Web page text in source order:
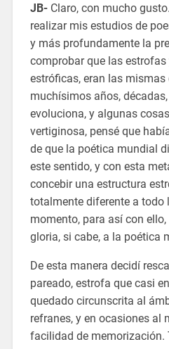
JB-Claro, con mucho
realizar mis estudios de
y más profundamente la
comprobar que las
estróficas, eran las mismas
muchísimos años,
evoluciona, y algunas
vertiginosa, pensé que
de que la poética mundial
este sentido, y con esta
concebir una estructura
totalmente diferente a todo
momento, para así con
gloria, si cabe, a la poética
De esta manera decidí
pareado, estrofa que casi
quedado circunscrita al
refranes, y en ocasiones al
facilidad de memorización.